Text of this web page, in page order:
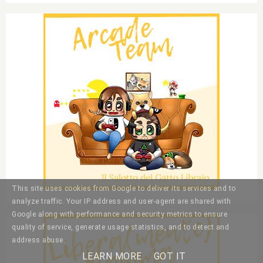
This site uses cookies from Google to deliver its services and to
analyze traffic. Your IP address and user-agent are shared with
Google along with performance and security metrics to ensure
quality of service, generate usage statistics, and to detect and
address abuse.
LEARN MORE GOT IT